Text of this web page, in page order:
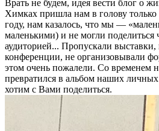
Врать не будем, идея вести блог о
Химках пришла нам в голову только
году, нам казалось, что мы —
маленькими) и не могли
аудиторией... Пропускали выставки,
конференции, не организовывали
этом очень пожалели. Со временем
превратился в альбом наших
хотим с Вами поделиться.